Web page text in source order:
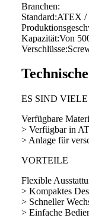
Branchen:
Standard:ATEX /
Kapazität:Von
Verschlüsse:
ES SIND
Verfügbare
> Verfügbar in
> Anlage für
VORTEILE
Flexible
> Kompaktes
> Schneller
> Einfache